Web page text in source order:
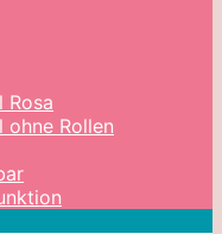
Rosa
ohne Rollen